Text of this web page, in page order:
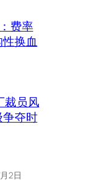
费率
换血
裁员风
夺时
2日